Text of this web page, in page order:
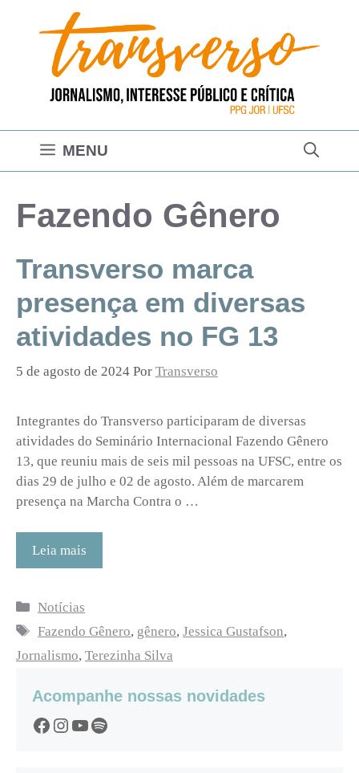
conteúdo
MENU
Fazendo Gênero
Transverso marca
presença em diversas
atividades no FG 13
5 de agosto de 2024 Por Transverso
Integrantes do Transverso participaram de diversas
atividades do Seminário Internacional Fazendo Gênero
13, que reuniu mais de seis mil pessoas na UFSC, entre os
dias 29 de julho e 02 de agosto. Além de marcarem
presença na Marcha Contra o …
Leia mais
Categorias
Notícias
Tags
Fazendo Gênero, gênero,Jessica Gustafson,
Jornalismo, Terezinha Silva
Acompanhe nossas novidades
Facebook
Instagram
YouTube
Spotify